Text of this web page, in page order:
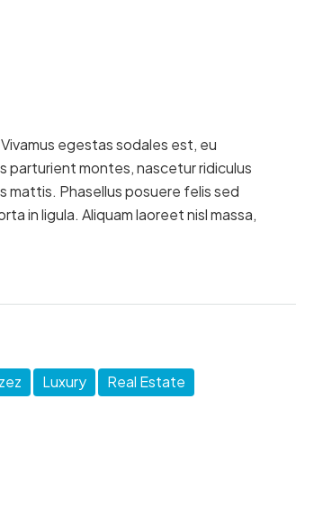
egestas sodales est, eu
parturient montes, nascetur ridiculus
mattis. Phasellus posuere felis sed
in ligula. Aliquam laoreet nisl massa,
Luxury Real Estate